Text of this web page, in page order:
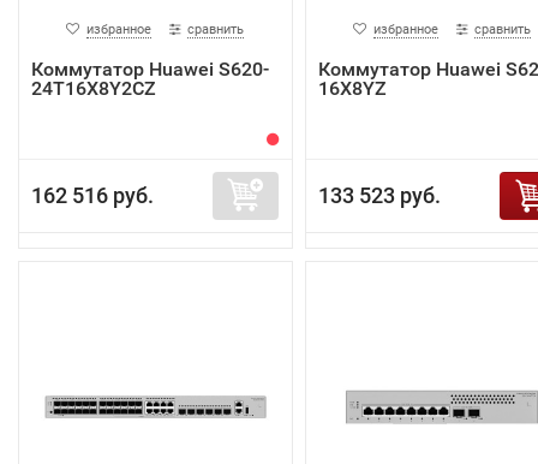
избранное сравнить
Коммутатор Huawei S620-
24T16X8Y2CZ
162 516 руб.
избранное сравнить
Коммутатор Huawei
16X8YZ
133 523 руб.